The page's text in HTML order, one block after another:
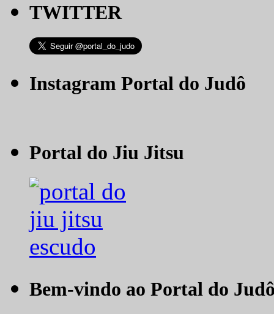
TWITTER
Instagram Portal do Judô
Portal do Jiu Jitsu
Bem-vindo ao Portal do